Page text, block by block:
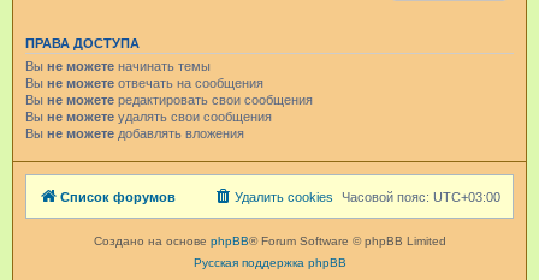
ПРАВА ДОСТУПА
Вы не можете начинать темы
Вы не можете отвечать на сообщения
Вы не можете редактировать свои сообщения
Вы не можете удалять свои сообщения
Вы не можете добавлять вложения
Список форумов Часовой пояс: UTC+03:00
Удалить cookies
Создано на основе phpBB® Forum Software © phpBB Limited
Русская поддержка phpBB